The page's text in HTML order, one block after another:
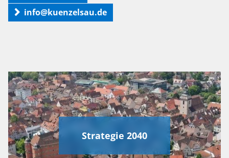
info@kuenzelsau.de
Strategie 2040